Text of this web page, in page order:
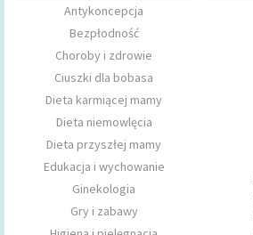
Antykoncepcja
Bezpłodność
Choroby i zdrowie
Ciuszki dla bobasa
Dieta karmiącej mamy
Dieta niemowlęcia
Dieta przyszłej mamy
Edukacja i wychowanie
Ginekologia
Gry i zabawy